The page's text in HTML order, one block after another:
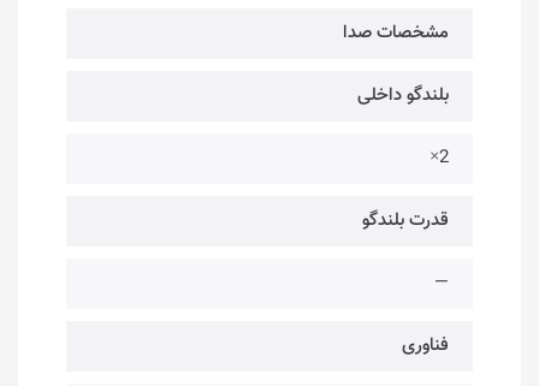
مشخصات صدا
بلندگو داخلی
2×
قدرت بلندگو
—
فناوری‌